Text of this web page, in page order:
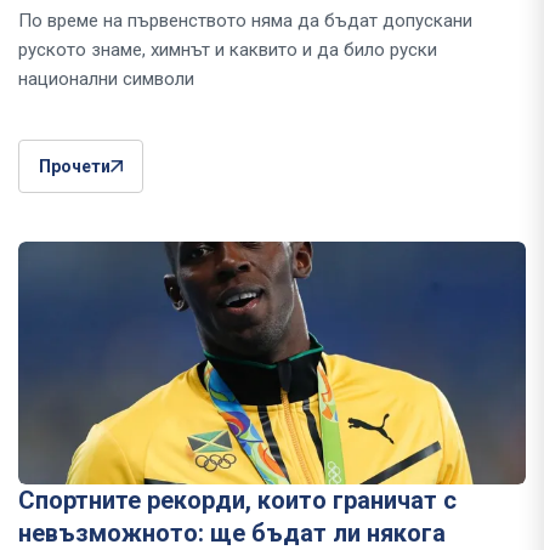
По време на първенството няма да бъдат допускани
руското знаме, химнът и каквито и да било руски
национални символи
Прочети
Спортните рекорди, които граничат с
невъзможното: ще бъдат ли някога